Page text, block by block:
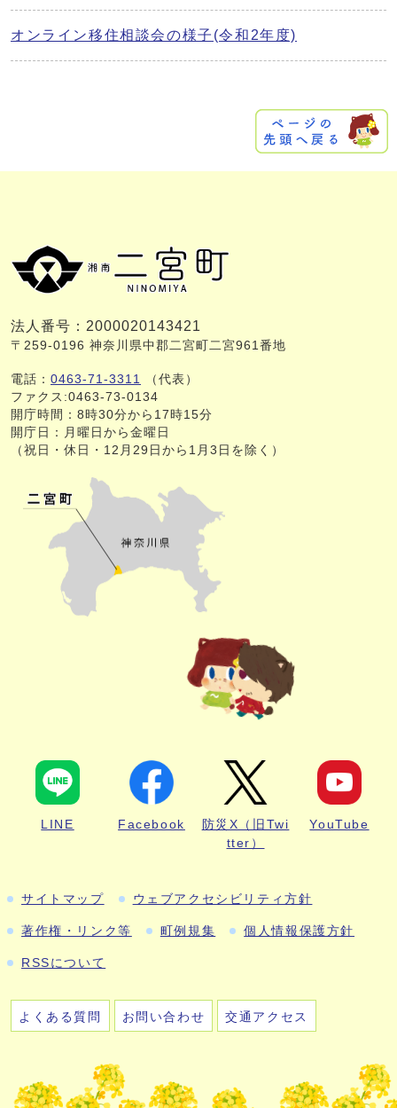
オンライン移住相談会の様子(令和2年度)
法人番号：2000020143421
〒259-0196 神奈川県中郡二宮町二宮961番地
電話： 0463-71-3311
（代表）
ファクス:0463-73-0134
開庁時間：8時30分から17時15分
開庁日：月曜日から金曜日
（祝日・休日・12月29日から1月3日を除く）
LINE Facebook
防災X（旧Twi
tter）
YouTube
サイトマップ ウェブアクセシビリティ方針
著作権・リンク等 町例規集 個人情報保護方針
RSSについて
よくある質問 お問い合わせ 交通アクセス